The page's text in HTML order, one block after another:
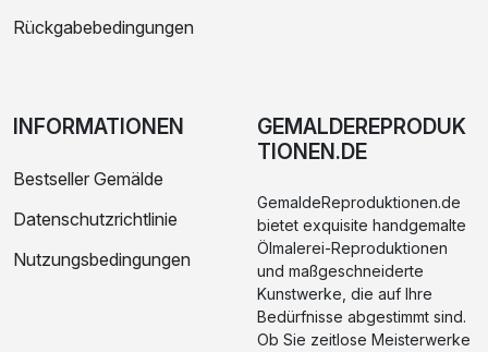
Rückgabebedingungen
INFORMATIONEN
Bestseller Gemälde
Datenschutzrichtlinie
Nutzungsbedingungen
GEMALDEREPRODUK
TIONEN.DE
GemaldeReproduktionen.de
bietet exquisite handgemalte
Ölmalerei-Reproduktionen
und maßgeschneiderte
Kunstwerke, die auf Ihre
Bedürfnisse abgestimmt sind.
Ob Sie zeitlose Meisterwerke